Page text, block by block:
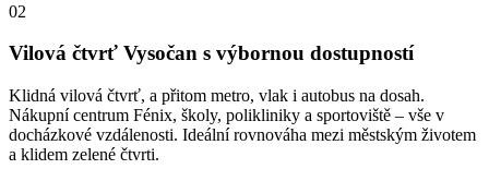
02
Vilová čtvrť Vysočan s výbornou dostupností
Klidná vilová čtvrť, a přitom metro, vlak i autobus na dosah.
Nákupní centrum Fénix, školy, polikliniky a sportoviště – vše v
docházkové vzdálenosti. Ideální rovnováha mezi městským životem
a klidem zelené čtvrti.